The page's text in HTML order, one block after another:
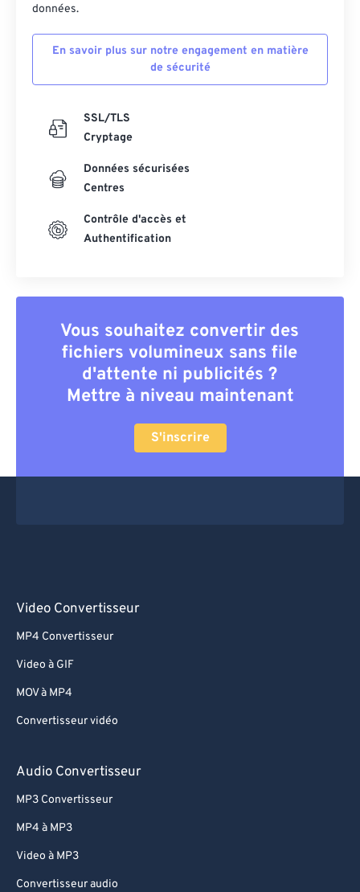
données.
En savoir plus sur notre engagement en matière
de sécurité
SSL/TLS
Cryptage
Données sécurisées
Centres
Contrôle d'accès et
Authentification
Vous souhaitez convertir des
fichiers volumineux sans file
d'attente ni publicités ?
Mettre à niveau maintenant
S'inscrire
Video Convertisseur
MP4 Convertisseur
Video à GIF
MOV à MP4
Convertisseur vidéo
Audio Convertisseur
MP3 Convertisseur
MP4 à MP3
Video à MP3
Convertisseur audio